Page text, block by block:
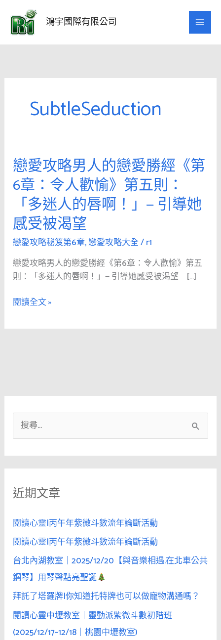
要
鴻宇國際有限公司
SubtleSeduction
戀愛攻略男人的戀愛勝經《第
6章：令人歡愉》第五則：
「多迷人的唇啊！」— 引導她
感受被渴望
戀愛攻略秘笈第6章,戀愛攻略大全/r1
戀愛攻略男人的戀愛勝經《第6章：令人歡愉》第五
則：「多迷人的唇啊！」— 引導她感受被渴望 […]
戀
愛
攻
男
人
的
戀
愛
勝
經
《第
五
則：
「多
迷
人
唇
—
引
導
她
感
受
被
渴
望
閱讀全文 »
尋
關
字
近期文章
閱讀心靈|丙午年紫微斗數流年論斷活動
閱讀心靈|丙午年紫微斗數流年論斷活動
台北內湖教室｜2025/12/20【與音樂相遇.在北車公共
鋼琴】用琴聲點亮聖誕
拜託了塔羅牌|你知道托特牌也可以做寵物溝通嗎？
閱讀心靈中壢教室｜靈動派紫微斗數初階班
(2025/12/17–12/18｜桃園中壢教室)